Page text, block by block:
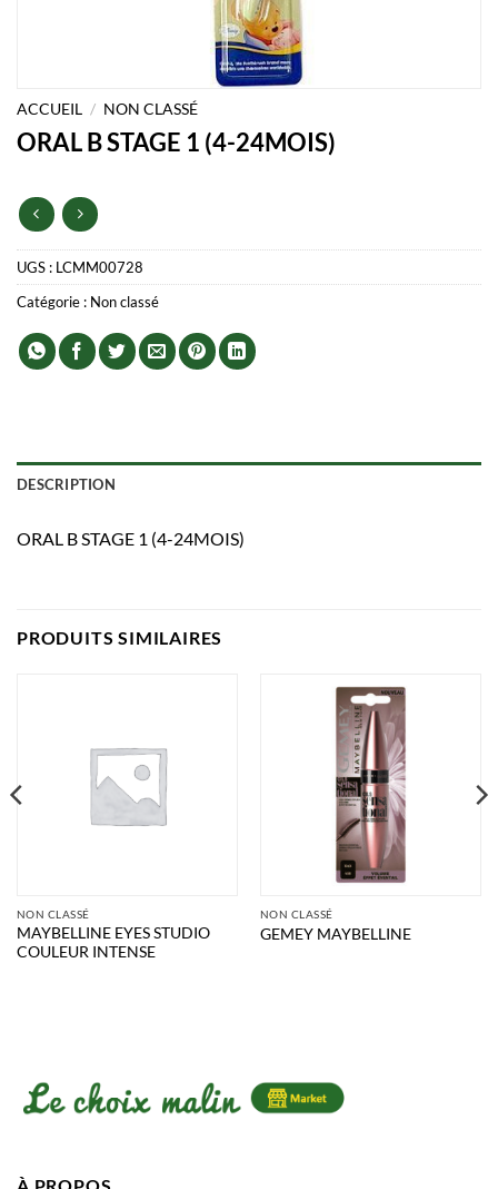
ACCUEIL / NON CLASSÉ
ORAL B STAGE 1 (4-24MOIS)
UGS : LCMM00728
Catégorie : Non classé
DESCRIPTION
ORAL B STAGE 1 (4-24MOIS)
PRODUITS SIMILAIRES
NON CLASSÉ
MAYBELLINE EYES STUDIO
COULEUR INTENSE
NON CLASSÉ
GEMEY MAYBELLINE